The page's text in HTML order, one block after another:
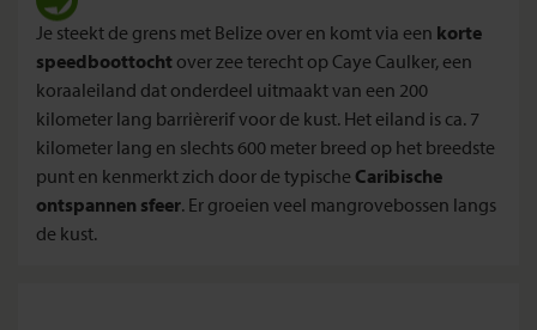
Je steekt de grens met Belize over en komt via een korte
speedboottocht over zee terecht op Caye Caulker, een
koraaleiland dat onderdeel uitmaakt van een 200
kilometer lang barrièrerif voor de kust. Het eiland is ca. 7
kilometer lang en slechts 600 meter breed op het breedste
punt en kenmerkt zich door de typische Caribische
ontspannen sfeer. Er groeien veel mangrovebossen langs
de kust.